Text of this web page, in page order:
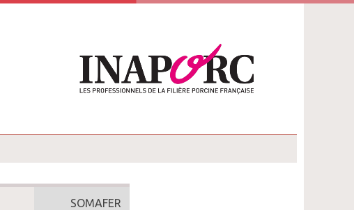
SOMAFER